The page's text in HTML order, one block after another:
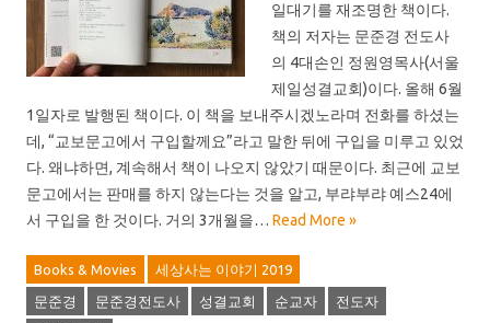
일대기를 재조명한 책이다.
책의 저자는 문준경 전도사
의 4대손인 정원영목사(서울
제일성결교회)이다. 올해 6월
1일자로 발행된 책이다. 이 책을 보내주시겠노라며 전화를 하셨는
데, “교보문고에서 구입할께요”라고 말한 뒤에 구입을 미루고 있었
다. 왜냐하면, 계속해서 책이 나오지 않았기 때문이다. 최근에 교보
문고에서는 판매를 하지 않는다는 것을 알고, 부랴부랴 예스24에
서 구입을 한 것이다. 거의 3개월을… Read More »
Books & Movies 세상사는 이야기 2019
문준경 문준경전도사 성결교회 순교자 전도자